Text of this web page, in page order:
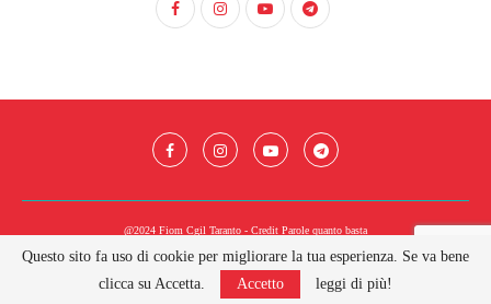
@2024 Fiom Cgil Taranto - Credit Parole quanto basta
BACK TO TOP
Questo sito fa uso di cookie per migliorare la tua esperienza. Se va bene
clicca su Accetta.
Accetto leggi di più!